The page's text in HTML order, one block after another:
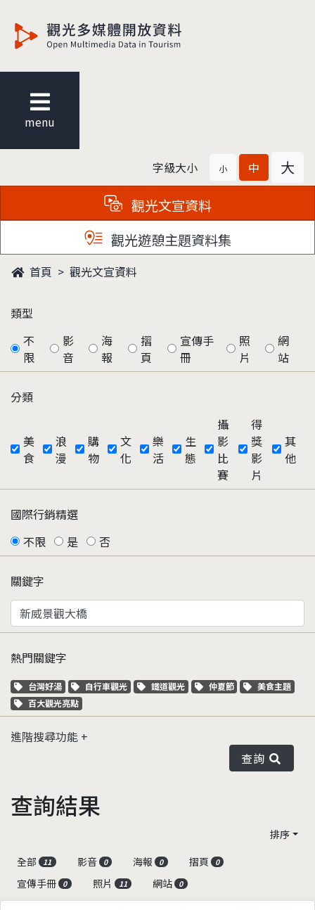
menu
字級大小 小 中 大
觀光文宣資料
觀光遊憩主題資料集
首頁 觀光文宣資料
類型
不
限
影
音
海
報
摺
頁
宣傳手
冊
照
片
網
站
分類
美
食
浪
漫
購
物
文
化
樂
活
生
態
攝
影
比
賽
得
獎
影
片
其
他
國際行銷精選
不限
是 否
關鍵字
熱門關鍵字
關鍵字標籤
台灣好湯 關鍵字標籤
自行車觀光 關鍵字標籤
鐵道觀光 關鍵字標籤
仲夏節 關鍵字標籤
美食主題
關鍵字標籤
百大觀光亮點
進階搜尋功能
查詢
查詢結果
排序
全部
11 影音 0 海報 0 摺頁 0
宣傳手冊 0 照片 11 網站 0